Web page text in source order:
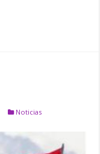
Noticias